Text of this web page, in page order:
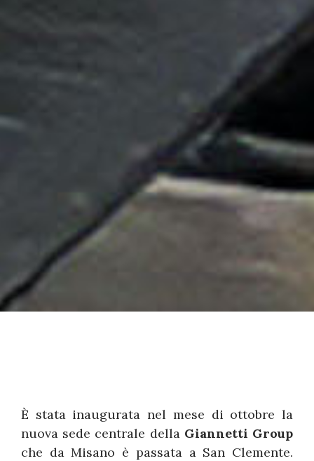
È stata inaugurata nel mese di ottobre la
nuova sede centrale della Giannetti Group
che da Misano è passata a San Clemente.